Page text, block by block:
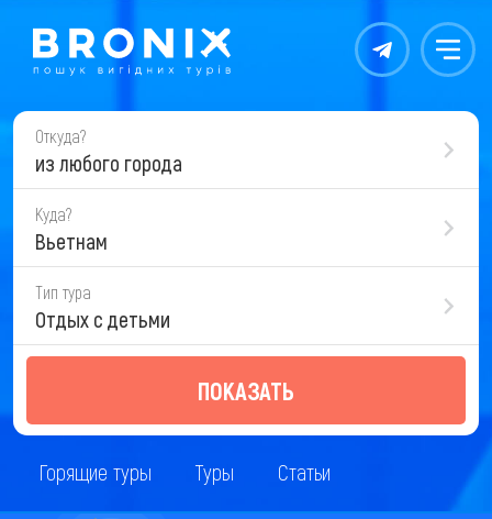
Контакты Меню
Откуда?
из любого города
Куда?
Вьетнам
Тип тура
Отдых с детьми
ПОКАЗАТЬ
Горящие туры Туры Статьи